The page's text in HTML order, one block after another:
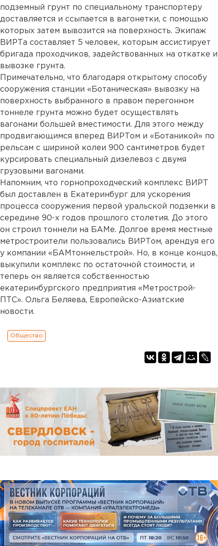
подземный грунт по специальному транспортеру
доставляется и ссыпается в вагонетки, с помощью
которых затем вывозится на поверхность. Экипаж
ВИРТа составляет 5 человек, которым ассистирует
бригада проходчиков, задействованных на откатке и
вывозке грунта.
Примечательно, что благодаря открытому способу
сооружения станции «Ботаническая» вывозку на
поверхность выбранного в правом перегонном
тоннеле грунта можно будет осуществлять
вагонами большей вместимости. Для этого между
продвигающимся вперед ВИРТом и «Ботаникой» по
рельсам с шириной колеи 900 сантиметров будет
курсировать специальный дизелевоз с двумя
грузовыми вагонами.
Напомним, что горнопроходческий комплекс ВИРТ
был доставлен в Екатеринбург для ускорения
процесса сооружения первой уральской подземки в
середине 90-х годов прошлого столетия. До этого
он строил тоннели на БАМе. Долгое время местные
метростроители пользовались ВИРТом, арендуя его
у компании «БАМтоннельстрой». Но, в конце концов,
выкупили комплекс по остаточной стоимости, и
теперь он является собственностью
екатеринбургского предприятия «Метрострой-
ПТС». Ольга Беляева, Европейско-Азиатские
новости.
Общество